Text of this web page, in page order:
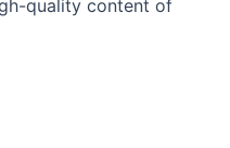
quality content of